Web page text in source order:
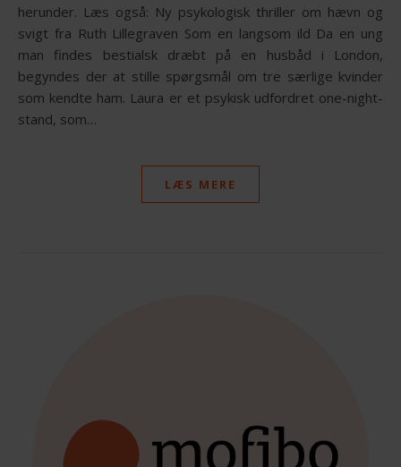
herunder. Læs også: Ny psykologisk thriller om hævn og
svigt fra Ruth Lillegraven Som en langsom ild Da en ung
man findes bestialsk dræbt på en husbåd i London,
begyndes der at stille spørgsmål om tre særlige kvinder
som kendte ham. Laura er et psykisk udfordret one-night-
stand, som…
LÆS MERE